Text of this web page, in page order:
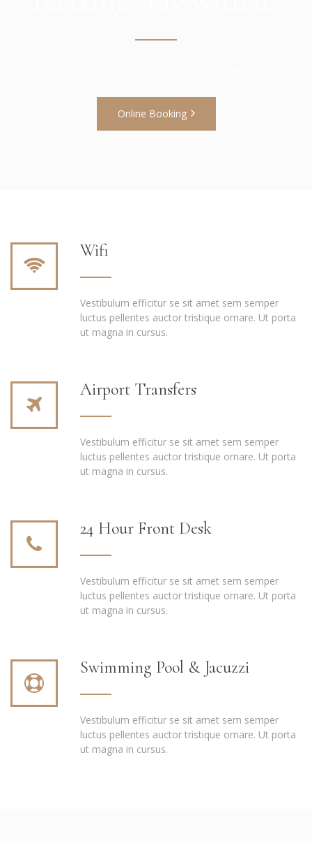
Online Booking
Wifi
Vestibulum efficitur se sit amet sem semper
luctus pellentes auctor tristique ornare. Ut porta
ut magna in cursus.
Airport Transfers
Vestibulum efficitur se sit amet sem semper
luctus pellentes auctor tristique ornare. Ut porta
ut magna in cursus.
24 Hour Front Desk
Vestibulum efficitur se sit amet sem semper
luctus pellentes auctor tristique ornare. Ut porta
ut magna in cursus.
Swimming Pool & Jacuzzi
Vestibulum efficitur se sit amet sem semper
luctus pellentes auctor tristique ornare. Ut porta
ut magna in cursus.